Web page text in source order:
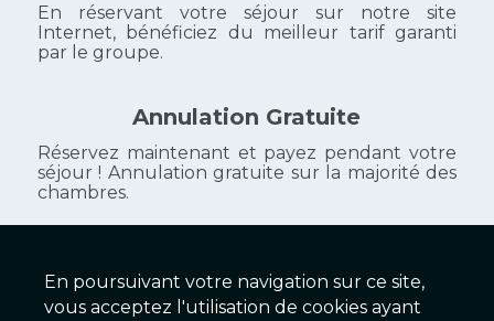
HOTEL HENRI IV
En réservant votre séjour sur notre site
Internet, bénéficiez du meilleur tarif garanti
par le groupe.
Annulation Gratuite
Réservez maintenant et payez pendant votre
séjour ! Annulation gratuite sur la majorité des
chambres.
En poursuivant votre navigation sur ce site,
vous acceptez l'utilisation de cookies ayant